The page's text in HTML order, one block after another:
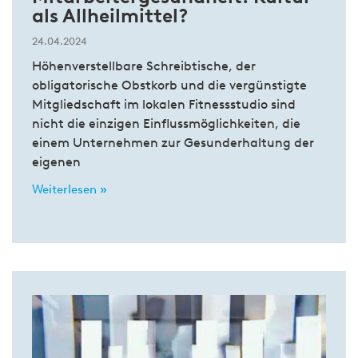
als Allheilmittel?
24.04.2024
Höhenverstellbare Schreibtische, der
obligatorische Obstkorb und die vergünstigte
Mitgliedschaft im lokalen Fitnessstudio sind
nicht die einzigen Einflussmöglichkeiten, die
einem Unternehmen zur Gesunderhaltung der
eigenen
Weiterlesen »